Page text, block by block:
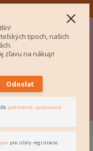
- ZADARMO/ FREE
tipoch, našich
zľavu na nákup!
Odoslať
podmienok spracovania
pre účely registrácie.